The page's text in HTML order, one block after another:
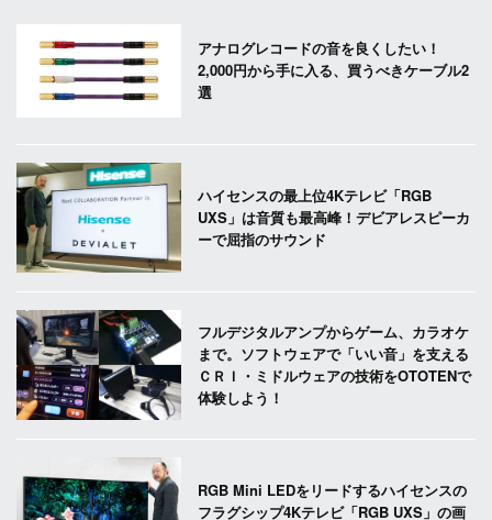
アナログレコードの音を良くしたい！
2,000円から手に入る、買うべきケーブル2
選
ハイセンスの最上位4Kテレビ「RGB
UXS」は音質も最高峰！デビアレスピーカ
ーで屈指のサウンド
フルデジタルアンプからゲーム、カラオケ
まで。ソフトウェアで「いい音」を支える
ＣＲＩ・ミドルウェアの技術をOTOTENで
体験しよう！
RGB Mini LEDをリードするハイセンスの
フラグシップ4Kテレビ「RGB UXS」の画